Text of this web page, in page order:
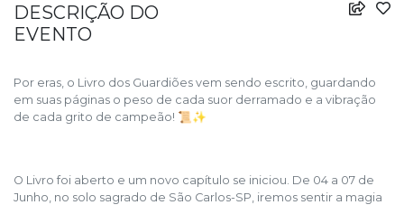
DESCRIÇÃO DO
EVENTO
Por eras, o Livro dos Guardiões vem sendo escrito, guardando
em suas páginas o peso de cada suor derramado e a vibração
de cada grito de campeão! 📜✨
O Livro foi aberto e um novo capítulo se iniciou. De 04 a 07 de
Junho, no solo sagrado de São Carlos-SP, iremos sentir a magia